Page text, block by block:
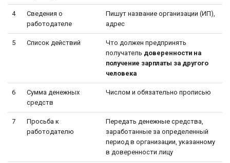
4
Сведения о
работодателе
Пишут название организации (ИП),
адрес
5 Список действий
Что должен предпринять
получатель доверенности на
получение зарплаты за другого
человека
6
Cумма денежных
средств
Числом и обязательно прописью
7
Просьба к
работодателю
Передать денежные средства,
заработанные за определенный
период в организации, указанному
в доверенности лицу